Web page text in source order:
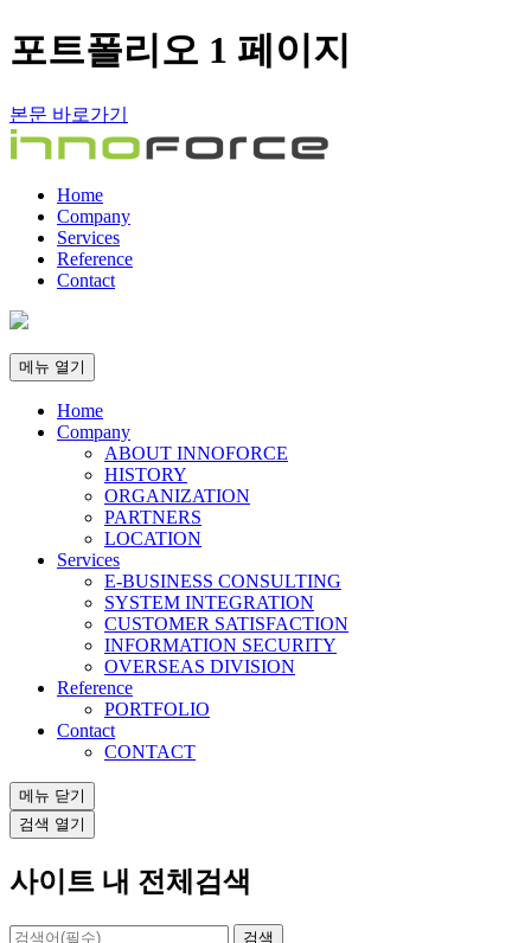
포트폴리오 1 페이지
본문 바로가기
Home
Company
Services
Reference
Contact
메뉴 열기
Home
Company
ABOUT INNOFORCE
HISTORY
ORGANIZATION
PARTNERS
LOCATION
Services
E-BUSINESS CONSULTING
SYSTEM INTEGRATION
CUSTOMER SATISFACTION
INFORMATION SECURITY
OVERSEAS DIVISION
Reference
PORTFOLIO
Contact
CONTACT
메뉴 닫기
검색 열기
사이트 내 전체검색